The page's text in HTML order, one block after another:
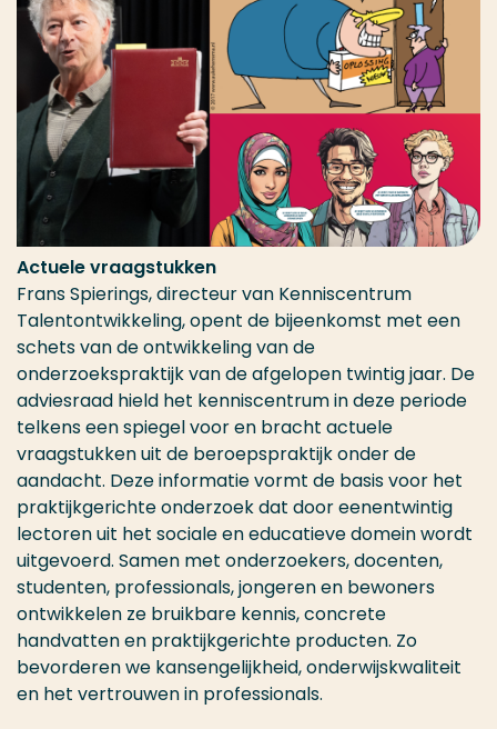
Actuele vraagstukken
Frans Spierings, directeur van Kenniscentrum
Talentontwikkeling, opent de bijeenkomst met een
schets van de ontwikkeling van de
onderzoekspraktijk van de afgelopen twintig jaar. De
adviesraad hield het kenniscentrum in deze periode
telkens een spiegel voor en bracht actuele
vraagstukken uit de beroepspraktijk onder de
aandacht. Deze informatie vormt de basis voor het
praktijkgerichte onderzoek dat door eenentwintig
lectoren uit het sociale en educatieve domein wordt
uitgevoerd. Samen met onderzoekers, docenten,
studenten, professionals, jongeren en bewoners
ontwikkelen ze bruikbare kennis, concrete
handvatten en praktijkgerichte producten. Zo
bevorderen we kansengelijkheid, onderwijskwaliteit
en het vertrouwen in professionals.